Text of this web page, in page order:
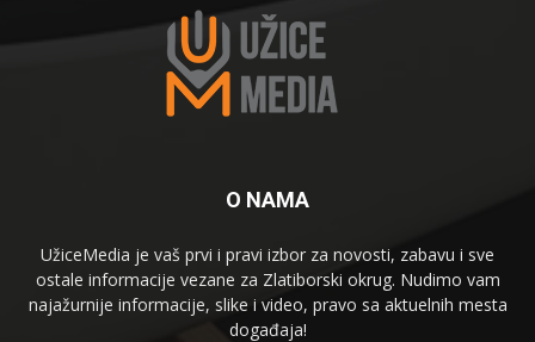
O NAMA
UžiceMedia je vaš prvi i pravi izbor za novosti, zabavu i sve
ostale informacije vezane za Zlatiborski okrug. Nudimo vam
najažurnije informacije, slike i video, pravo sa aktuelnih mesta
događaja!